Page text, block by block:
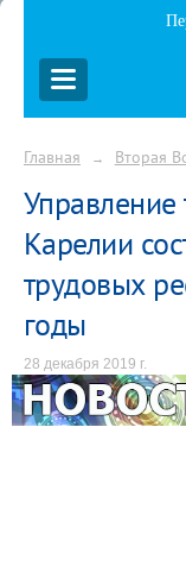
Главная → Вторая
Управление
Карелии
трудовых
годы
28 декабря 2019 г.